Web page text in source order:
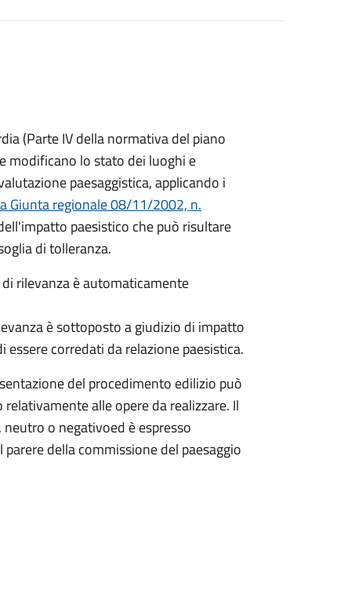
(Parte IV della normativa del piano
modificano lo stato dei luoghi e
paesaggistica, applicando i
Giunta regionale 08/11/2002, n.
paesistico che può risultare
soglia di tolleranza.
rilevanza è automaticamente
è sottoposto a giudizio di impatto
corredati da relazione paesistica.
del procedimento edilizio può
alle opere da realizzare. Il
neutro o negativoed è espresso
della commissione del paesaggio